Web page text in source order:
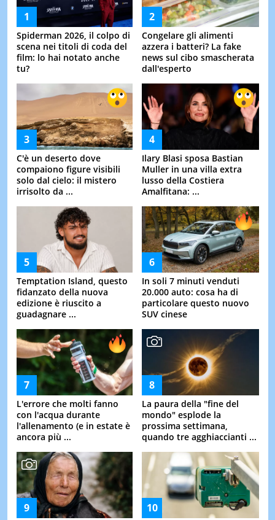
Spiderman 2026, il colpo di
scena nei titoli di coda del
film: lo hai notato anche
tu?
Congelare gli alimenti
azzera i batteri? La fake
news sul cibo smascherata
dall'esperto
C'è un deserto dove
compaiono figure visibili
solo dal cielo: il mistero
irrisolto da ...
Ilary Blasi sposa Bastian
Muller in una villa extra
lusso della Costiera
Amalfitana: ...
Temptation Island, questo
fidanzato della nuova
edizione è riuscito a
guadagnare ...
In soli 7 minuti venduti
20.000 auto: cosa ha di
particolare questo nuovo
SUV cinese
L'errore che molti fanno
con l'acqua durante
l'allenamento (e in estate è
ancora più ...
La paura della "fine del
mondo" esplode la
prossima settimana,
quando tre agghiaccianti ...